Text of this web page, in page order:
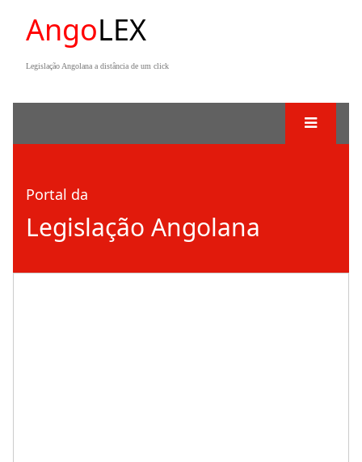
AngoLEX
Legislação Angolana a distância de um click
Portal da
Legislação Angolana